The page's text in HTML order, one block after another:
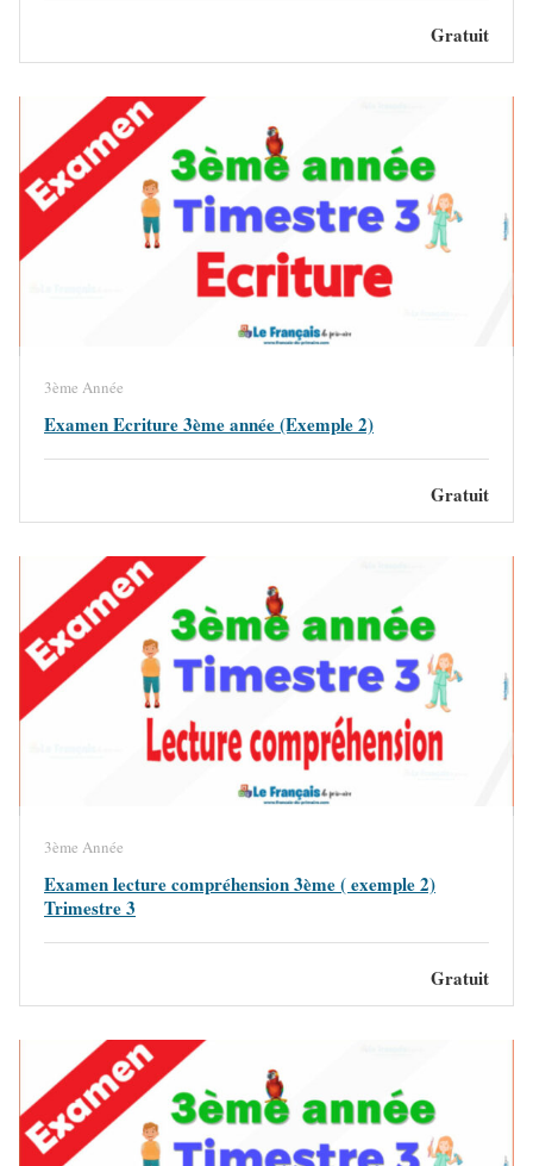
Gratuit
3ème Année
Examen Ecriture 3ème année (Exemple 2)
Gratuit
3ème Année
Examen lecture compréhension 3ème ( exemple 2)
Trimestre 3
Gratuit